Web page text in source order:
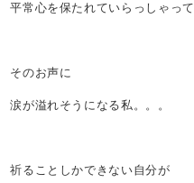
平常心を保たれていらっしゃって
そのお声に
涙が溢れそうになる私。。。
祈ることしかできない自分が